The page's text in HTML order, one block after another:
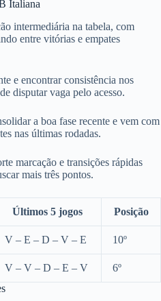
Italiana
intermediária na tabela, com
entre vitórias e empates
e encontrar consistência nos
disputar vaga pelo acesso.
a boa fase recente e vem com
nas últimas rodadas.
marcação e transições rápidas
mais três pontos.
Últimos 5 jogos Posição
V – E – D – V – E 10º
V – V – D – E – V
6º